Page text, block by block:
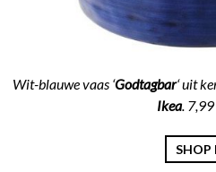
Wit-blauwe vaas ‘Godtagbar‘ uit
Ikea. 7,99
SHOP